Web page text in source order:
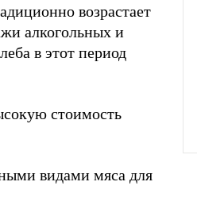
возрастает
алкогольных и
в этот период
стоимость
видами мяса для